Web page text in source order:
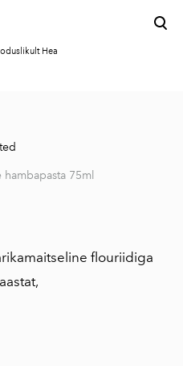
Hea
hambapasta 75ml
flouriidiga